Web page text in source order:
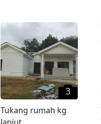
3
Tukang rumah kg